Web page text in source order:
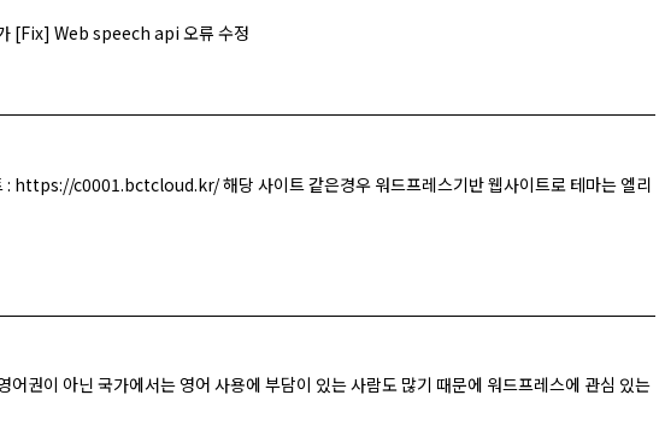
[Fix] Web speech api 오류 수정
https://c0001.bctcloud.kr/ 해당 사이트 같은경우 워드프레스기반 웹사이트로 테마는 엘리
권이 아닌 국가에서는 영어 사용에 부담이 있는 사람도 많기 때문에 워드프레스에 관심 있는